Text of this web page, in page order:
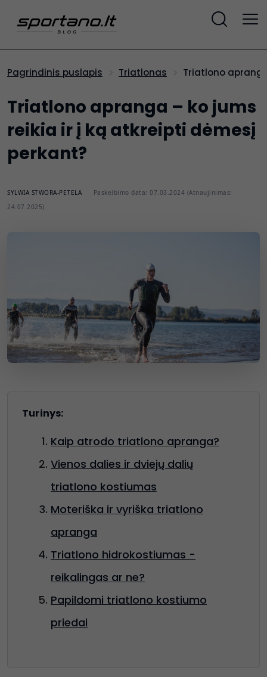
Pagrindinis puslapis Triatlonas Triatlono
Triatlono apranga – ko jums
reikia ir į ką atkreipti dėmesį
perkant?
SYLWIA STWORA-PETELA
Paskelbimo data: 07.03.2024 (Atnaujinimas:
24.07.2025)
Turinys:
Kaip atrodo triatlono apranga?
Vienos dalies ir dviejų dalių
triatlono kostiumas
Moteriška ir vyriška triatlono
apranga
Triatlono hidrokostiumas -
reikalingas ar ne?
Papildomi triatlono kostiumo
priedai